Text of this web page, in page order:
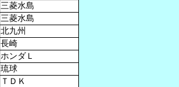
三菱水島
三菱水島
北九州
長崎
ホンダＬ
琉球
ＴＤＫ